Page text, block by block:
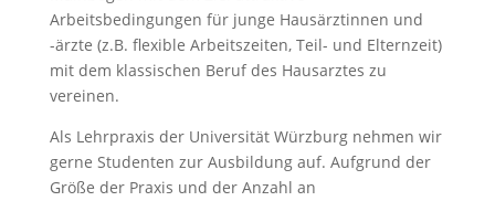
Arbeitsbedingungen für junge Hausärztinnen und
-ärzte (z.B. flexible Arbeitszeiten, Teil- und Elternzeit)
mit dem klassischen Beruf des Hausarztes zu
vereinen.
Als Lehrpraxis der Universität Würzburg nehmen wir
gerne Studenten zur Ausbildung auf. Aufgrund der
Größe der Praxis und der Anzahl an